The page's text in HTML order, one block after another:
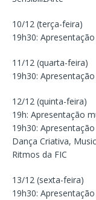
10/12 (terça-feira)
19h30:
11/12 (quarta-feira)
19h30:
12/12 (quinta-feira)
19h: Apresentação
19h30:
Dança Criativa,
Ritmos da FIC
13/12 (sexta-feira)
19h30: